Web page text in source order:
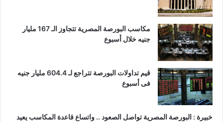
مكاسب البورصة المصرية تتجاوز الـ 167 مليار
جنيه خلال أسبوع
قيم تداولات البورصة تتراجع لـ 604.4 مليار جنيه
فى أسبوع
خبيرة : البورصة المصرية تواصل الصعود .. واتساع قاعدة المكاسب يعيد